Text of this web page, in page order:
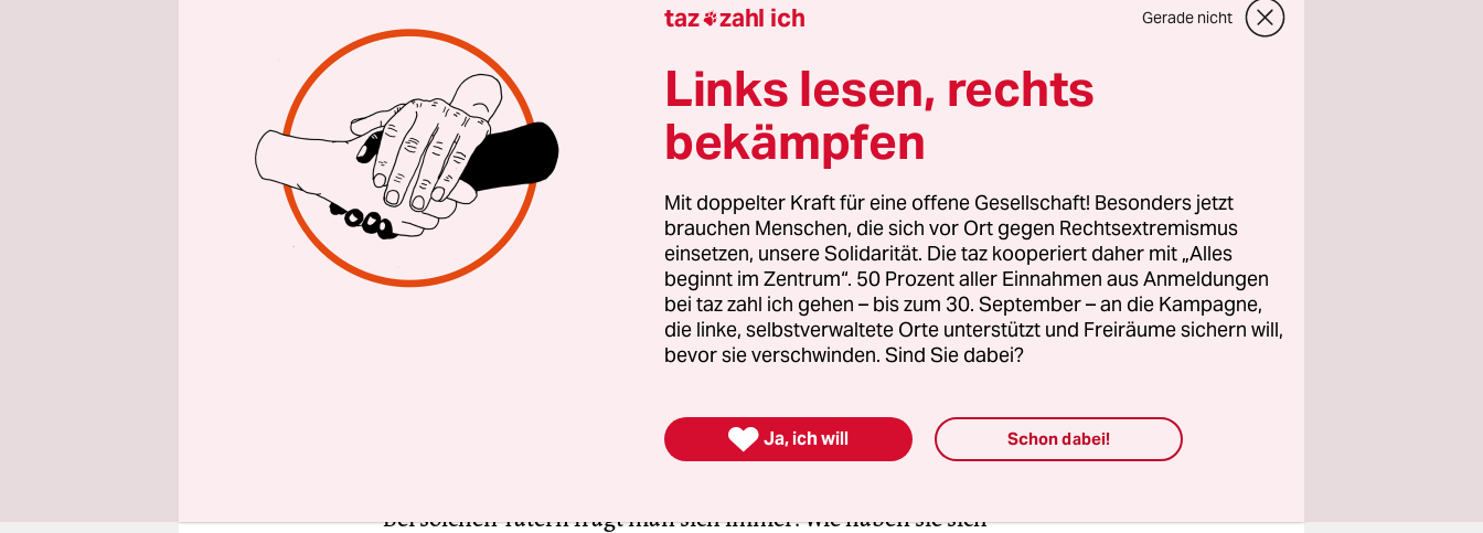
D er furchtbare Anschlag in Magdeburgwirkte aufgrund des
Ziels zunächst wie die Tat eines Islamisten. Er erinnerte an den
Anschlag von Anis Amri auf den Weihnachtsmarkt in Berlin
2016. Doch seit die Identität des 50-jährigen Attentäters von
Magdeburg bekannt ist, weiß man: Er war ein Fan vonGeert Wilders,
Elon Musk, der AfD. Und er hasste Angela Merkel, Muslime und den
Deutschland treibe die „Islamisierung“ Europas voran, wollte er das
Land bestrafen und möglichst viele Menschen töten.
Bei solchen Tätern fragt man sich immer: Wie haben sie sich
taz zahl ich Gerade nicht
Links lesen, rechts
bekämpfen
Mit doppelter Kraft für eine offene Gesellschaft! Besonders jetzt
brauchen Menschen, die sich vor Ort gegen Rechtsextremismus
einsetzen, unsere Solidarität. Die taz kooperiert daher mit „Alles
beginnt im Zentrum“. 50 Prozent aller Einnahmen aus Anmeldungen
bei taz zahl ich gehen – bis zum 30. September – an die Kampagne,
die linke, selbstverwaltete Orte unterstützt und Freiräume sichern will,
bevor sie verschwinden. Sind Sie dabei?
 Ja, ich will Schon dabei!